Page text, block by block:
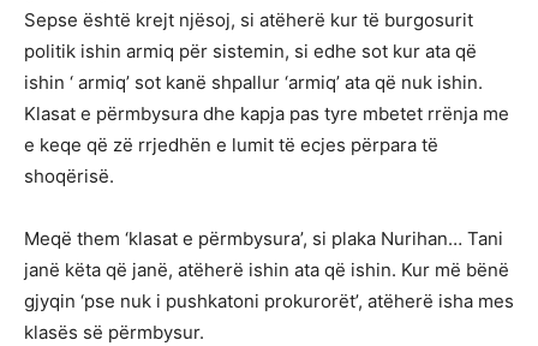
Sepse është krejt njësoj, si atëherë kur të burgosurit
politik ishin armiq për sistemin, si edhe sot kur ata që
ishin ‘ armiq’ sot kanë shpallur ‘armiq’ ata që nuk ishin.
Klasat e përmbysura dhe kapja pas tyre mbetet rrënja me
e keqe që zë rrjedhën e lumit të ecjes përpara të
shoqërisë.
Meqë them ‘klasat e përmbysura’, si plaka Nurihan… Tani
janë këta që janë, atëherë ishin ata që ishin. Kur më bënë
gjyqin ‘pse nuk i pushkatoni prokurorët’, atëherë isha mes
klasës së përmbysur.